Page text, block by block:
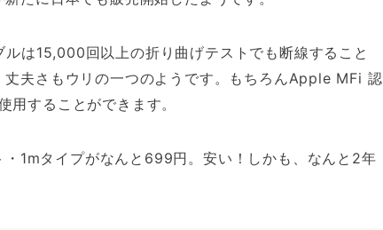
は15,000回以上の折り曲げテストでも断線すること
夫さもウリの一つのようです。もちろんApple MFi 認
することができます。
1mタイプがなんと699円。安い！しかも、なんと2年